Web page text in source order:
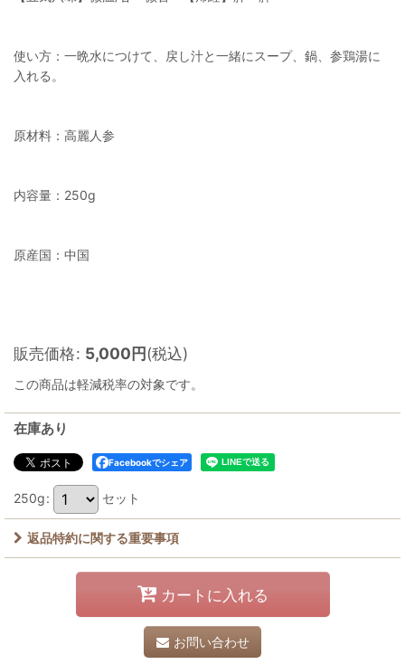
使い方：一晩水につけて、戻し汁と一緒にスープ、鍋、参鶏湯に
入れる。
原材料：高麗人参
内容量：250g
原産国：中国
販売価格: 5,000円(税込)
この商品は軽減税率の対象です。
在庫あり
Facebookでシェア
250g: セット
返品特約に関する重要事項
カートに入れる
お問い合わせ